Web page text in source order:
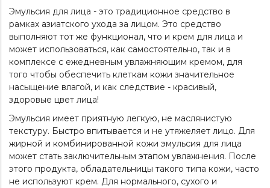
Эмульсия для лица - это традиционное средство в
рамках азиатского ухода за лицом. Это средство
выполняют тот же функционал, что и крем для лица и
может использоваться, как самостоятельно, так и в
комплексе с ежедневным увлажняющим кремом, для
того чтобы обеспечить клеткам кожи значительное
насыщение влагой, и как следствие - красивый,
здоровые цвет лица!
Эмульсия имеет приятную легкую, не маслянистую
текстуру. Быстро впитывается и не утяжеляет лицо. Для
жирной и комбинированной кожи эмульсия для лица
может стать заключительным этапом увлажнения. После
этого продукта, обладательницы такого типа кожи, часто
не используют крем. Для нормального, сухого и